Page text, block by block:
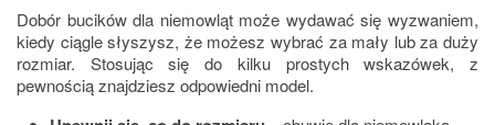
Dobór bucików dla niemowląt może wydawać się wyzwaniem,
kiedy ciągle słyszysz, że możesz wybrać za mały lub za duży
rozmiar. Stosując się do kilku prostych wskazówek, z
pewnością znajdziesz odpowiedni model.